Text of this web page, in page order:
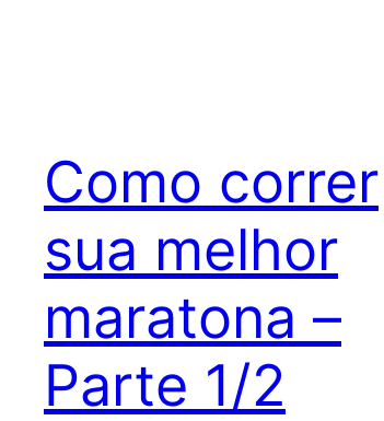
Como correr
sua melhor
maratona –
Parte 1/2